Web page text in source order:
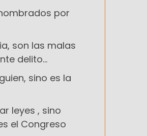
por
son las malas
delito...
sino es la
leyes , sino
el Congreso